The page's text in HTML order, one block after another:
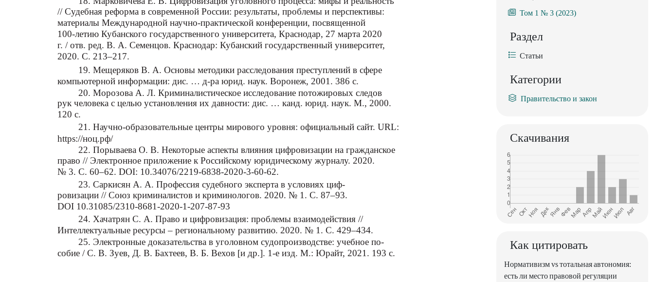
// Судебная реформа в современной России: результаты, проблемы и перспективы:
материалы Международной научно-практической конференции, посвященной
100-летию Кубанского государственного университета, Краснодар, 27 марта 2020
г. / отв. ред. В. А. Семенцов. Краснодар: Кубанский государственный университет,
2020. С. 213–217.
19. Мещеряков В. А. Основы методики расследования преступлений в сфере
компьютерной информации: дис. … д-ра юрид. наук. Воронеж, 2001. 386 с.
20. Морозова А. Л. Криминалистическое исследование потожировых следов
рук человека с целью установления их давности: дис. … канд. юрид. наук. М., 2000.
120 с.
21. Научно-образовательные центры мирового уровня: официальный сайт. URL:
https://ноц.рф/
22. Порываева О. В. Некоторые аспекты влияния цифровизации на гражданское
право // Электронное приложение к Российскому юридическому журналу. 2020.
№ 3. С. 60–62. DOI: 10.34076/2219-6838-2020-3-60-62.
23. Саркисян А. А. Профессия судебного эксперта в условиях циф-
ровизации // Союз криминалистов и криминологов. 2020. № 1. С. 87–93.
DOI 10.31085/2310-8681-2020-1-207-87-93
24. Хачатрян С. А. Право и цифровизация: проблемы взаимодействия //
Интеллектуальные ресурсы – региональному развитию. 2020. № 1. С. 429–434.
25. Электронные доказательства в уголовном судопроизводстве: учебное по-
собие / С. В. Зуев, Д. В. Бахтеев, В. Б. Вехов [и др.]. 1-е изд. М.: Юрайт, 2021. 193 с.
Том 1 № 3 (2023)
Раздел
Статьи
Категории
Правительство и закон
Скачивания
Как цитировать
Нормативизм vs тотальная автономия:
есть ли место правовой регуляции